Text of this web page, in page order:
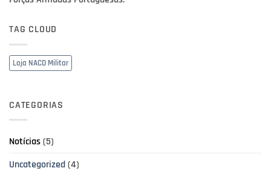
TAG CLOUD
Loja NACD Militar
CATEGORIAS
Notícias(5)
Uncategorized(4)